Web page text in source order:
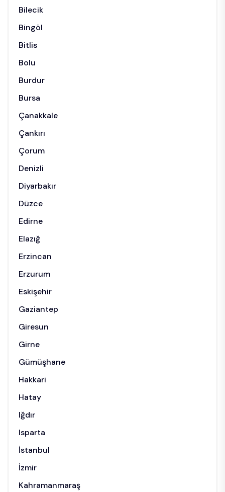
Bilecik
Bingöl
Bitlis
Bolu
Burdur
Bursa
Çanakkale
Çankırı
Çorum
Denizli
Diyarbakır
Düzce
Edirne
Elazığ
Erzincan
Erzurum
Eskişehir
Gaziantep
Giresun
Girne
Gümüşhane
Hakkari
Hatay
Iğdır
Isparta
İstanbul
İzmir
Kahramanmaraş